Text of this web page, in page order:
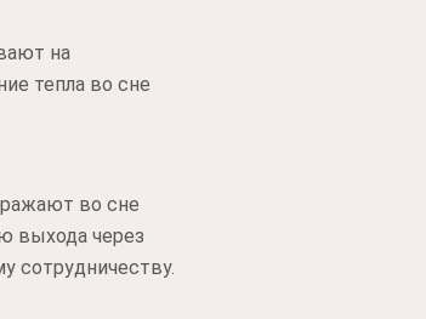
на
тепла во сне
во сне
выхода через
сотрудничеству.